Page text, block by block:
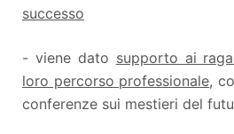
successo
- viene dato supporto ai
loro percorso professionale,
conferenze sui mestieri del